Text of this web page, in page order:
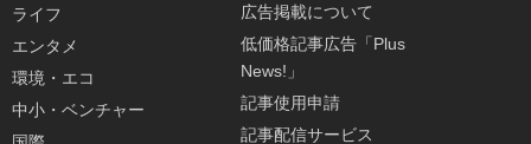
ライフ
エンタメ
環境・エコ
中小・ベンチャー
広告掲載について
低価格記事広告「Plus
News!」
記事使用申請
記事配信サービス